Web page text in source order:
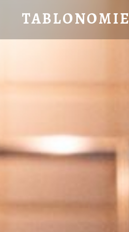
TABLONOMIE
Le blog pour sublimer vos repas